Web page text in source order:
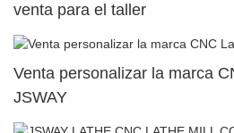
venta para el taller
Venta personalizar la marca
JSWAY